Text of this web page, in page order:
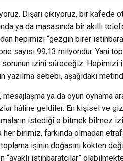
Dışarı çıkıyoruz, bir
ya da masasında bir akıllı
hepimizi “gezgin birer
sayısı 99,13 milyondur. Yani
sorunun izini süreceğiz.
yazılma sebebi, aşağıdaki
mesajlaşma ya da oyun oynama
hâline geldiler. En kişisel ve
istediği o bitmek bilmez
her birimiz, farkında olmadan
işinin doğasını kökten
“ayaklı istihbaratçılar”